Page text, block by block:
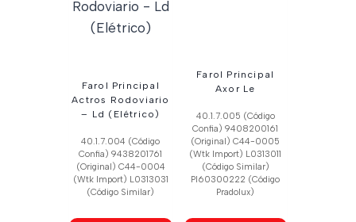
Farol Principal
Actros Rodoviario
– Ld (Elétrico)
40.1.7.004 (Código
Confia) 9438201761
(Original) C44-0004
(Wtk Import) L0313031
(Código Similar)
Farol Principal
Axor Le
40.1.7.005 (Código
Confia) 9408200161
(Original) C44-0005
(Wtk Import) L0313011
(Código Similar)
Pl60300222 (Código
Pradolux)